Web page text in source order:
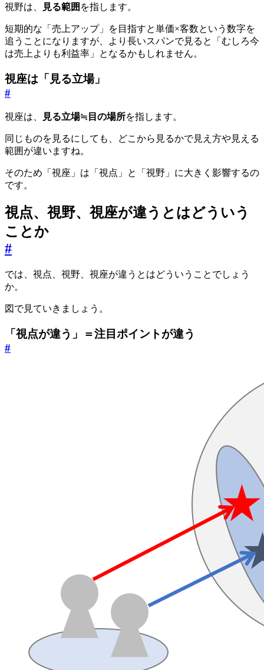
視野は、 見る範囲 を指します。
短期的な「売上アップ」を目指すと単価×客数という数字を
追うことになりますが、より長いスパンで見ると「むしろ今
は売上よりも利益率」となるかもしれません。
視座は「見る立場」
#
視座は、 見る立場≒目の場所を指します。
同じものを見るにしても、どこから見るかで見え方や見える
範囲が違いますね。
そのため「視座」は「視点」と「視野」に大きく影響するの
です。
視点、視野、視座が違うとはどういう
ことか
#
では、視点、視野、視座が違うとはどういうことでしょう
か。
図で見ていきましょう。
「視点が違う」＝注目ポイントが違う
#